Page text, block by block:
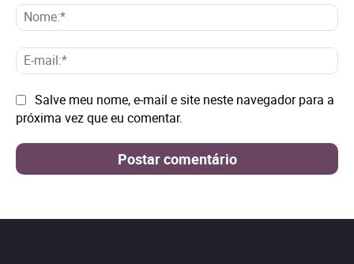
E-
Site: Salve meu nome, e-mail e site neste navegador para a
próxima vez que eu comentar.